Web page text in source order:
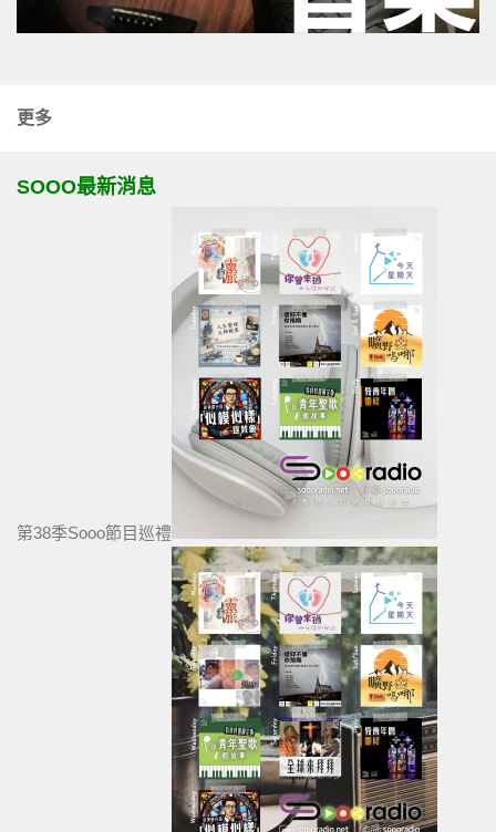
更多
SOOO最新消息
第38季Sooo節目巡禮